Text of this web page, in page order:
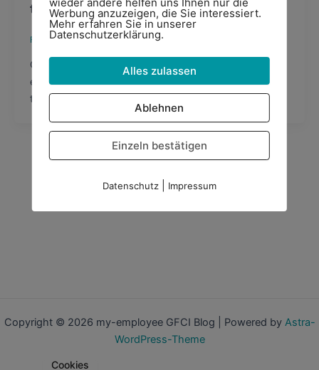
the base for selection?
Felix Wiesner/20/04/2019
Competency or JobFit? What should be the base for
employee selection? Essence from an discussion in
the Harrison Consultant Community […]
Copyright © 2026 my-employee GFCI Blog | Powered by Astra-
WordPress-Theme
Cookies
Werbung anzuzeigen, die Sie interessiert.
Mehr erfahren Sie in unserer
Datenschutzerklärung.
Alles zulassen
Ablehnen
Einzeln bestätigen
Datenschutz| Impressum